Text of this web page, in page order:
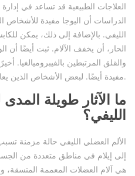
العلاجات الطبيعية قد تساعد في
الدراسات أن اليوجا مفيدة للأشخاص
الليفي. بالإضافة إلى ذلك، يمكن
الحار، أن يخفف الآلام. ثبت أيضًا أن
والقلق المرتبطين بالفيبروميالغيا.
مفيدة أيضًا. لبعض الأشخاص الذين يعانون من هذه الحالة.
ما الآثار طويلة
الليفي؟
الألم العضلي الليفي حالة مزمنة
إلى إيلام في مناطق متعددة من
هي آلام العضلات المعممة المتسقة،